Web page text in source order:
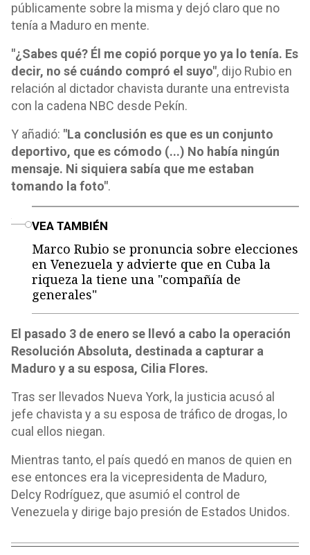
públicamente sobre la misma y dejó claro que no
tenía a Maduro en mente.
"¿Sabes qué? Él me copió porque yo ya lo tenía. Es
decir, no sé cuándo compró el suyo", dijo Rubio en
relación al dictador chavista durante una entrevista
con la cadena NBC desde Pekín.
Y añadió: "La conclusión es que es un conjunto
deportivo, que es cómodo (...) No había ningún
mensaje. Ni siquiera sabía que me estaban
tomando la foto".
VEA TAMBIÉN
Marco Rubio se pronuncia sobre elecciones
en Venezuela y advierte que en Cuba la
riqueza la tiene una "compañía de
generales"
El pasado 3 de enero se llevó a cabo la operación
Resolución Absoluta, destinada a capturar a
Maduro y a su esposa, Cilia Flores.
Tras ser llevados Nueva York, la justicia acusó al
jefe chavista y a su esposa de tráfico de drogas, lo
cual ellos niegan.
Mientras tanto, el país quedó en manos de quien en
ese entonces era la vicepresidenta de Maduro,
Delcy Rodríguez, que asumió el control de
Venezuela y dirige bajo presión de Estados Unidos.